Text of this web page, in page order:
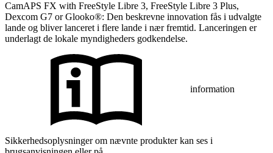
CamAPS FX with FreeStyle Libre 3, FreeStyle Libre 3 Plus,
Dexcom G7 or Glooko®: Den beskrevne innovation fås i udvalgte
lande og bliver lanceret i flere lande i nær fremtid. Lanceringen er
underlagt de lokale myndigheders godkendelse.
information
Sikkerhedsoplysninger om nævnte produkter kan ses i